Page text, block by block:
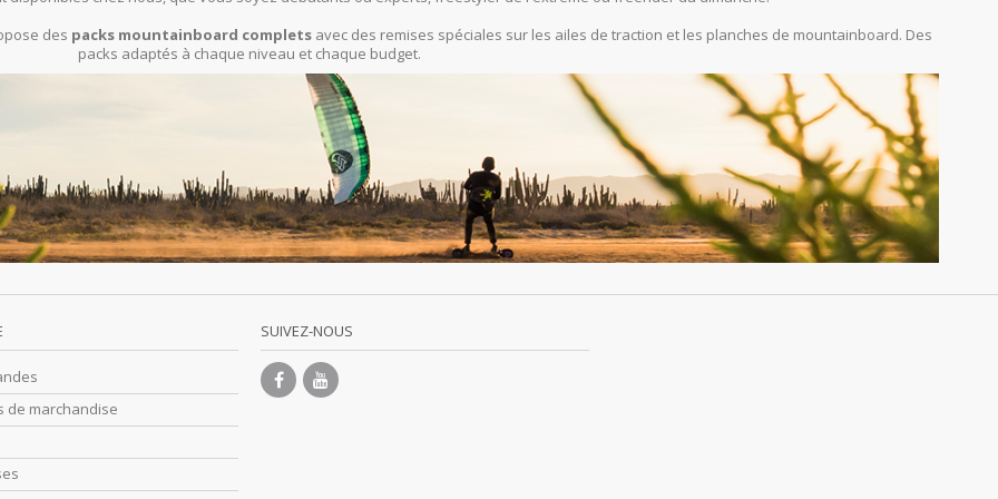
des packs mountainboard completsavec des remises spéciales sur les ailes de traction et les planches de mountainboard. Des
packs adaptés à chaque niveau et chaque budget.
de marchandise
SUIVEZ-NOUS